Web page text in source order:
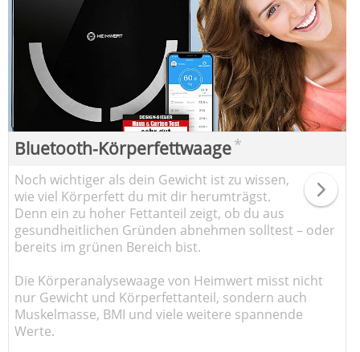
Bluetooth-Körperfettwaage*
Noch wichtiger als dein Gewicht ist zu wissen,
wie viel Körperfett du mit dir herumträgst.
Denn ein zu hoher Fettanteil zeigt, ob du aus
gesundheitlichen Gründen abnehmen solltest – oder
bereits im grünen Bereich bist.
Die Körperanalysewaage von Heimwert misst nicht
nur Gewicht und Körperfettanteil, sondern auch
Muskelmasse, BMI und viele weitere spannende
Werte.